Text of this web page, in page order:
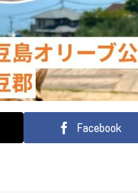
Facebook